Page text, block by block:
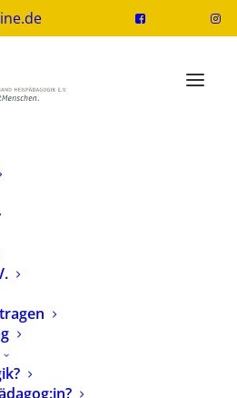
Württemberg (LFG